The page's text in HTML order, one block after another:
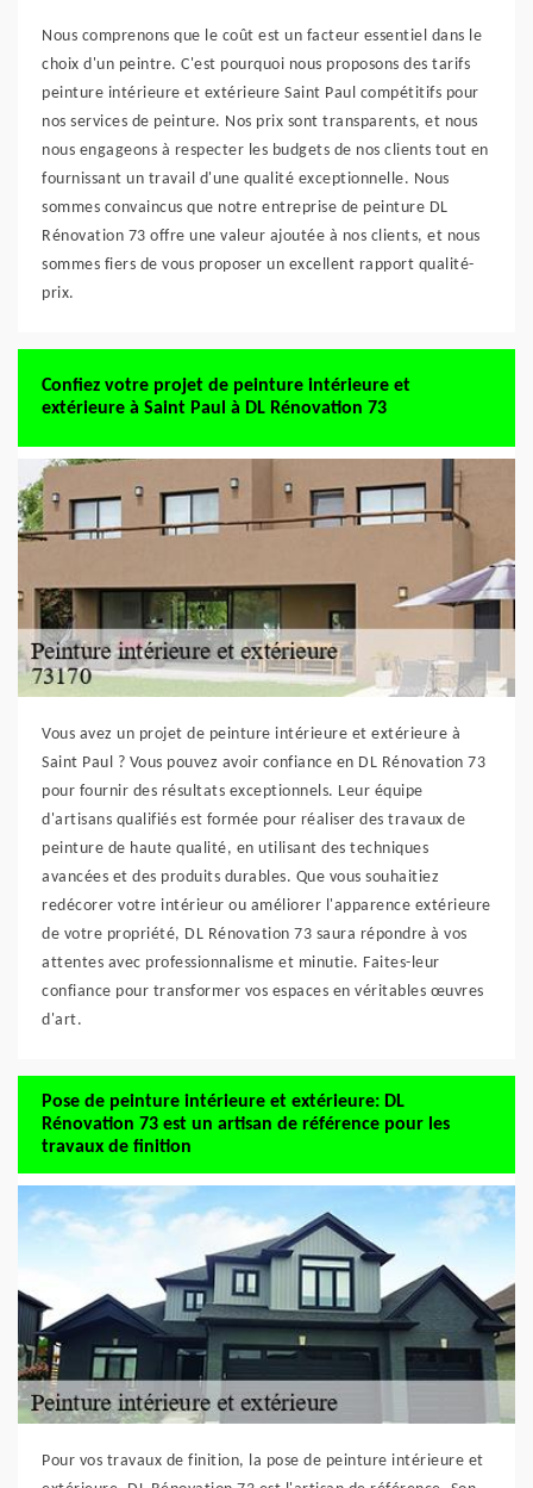
Nous comprenons que le coût est un facteur essentiel dans le
choix d'un peintre. C'est pourquoi nous proposons des tarifs
peinture intérieure et extérieure Saint Paul compétitifs pour
nos services de peinture. Nos prix sont transparents, et nous
nous engageons à respecter les budgets de nos clients tout en
fournissant un travail d'une qualité exceptionnelle. Nous
sommes convaincus que notre entreprise de peinture DL
Rénovation 73 offre une valeur ajoutée à nos clients, et nous
sommes fiers de vous proposer un excellent rapport qualité-
prix.
Confiez votre projet de peinture intérieure et
extérieure à Saint Paul à DL Rénovation 73
Vous avez un projet de peinture intérieure et extérieure à
Saint Paul ? Vous pouvez avoir confiance en DL Rénovation 73
pour fournir des résultats exceptionnels. Leur équipe
d'artisans qualifiés est formée pour réaliser des travaux de
peinture de haute qualité, en utilisant des techniques
avancées et des produits durables. Que vous souhaitiez
redécorer votre intérieur ou améliorer l'apparence extérieure
de votre propriété, DL Rénovation 73 saura répondre à vos
attentes avec professionnalisme et minutie. Faites-leur
confiance pour transformer vos espaces en véritables œuvres
d'art.
Pose de peinture intérieure et extérieure: DL
Rénovation 73 est un artisan de référence pour les
travaux de finition
Pour vos travaux de finition, la pose de peinture intérieure et